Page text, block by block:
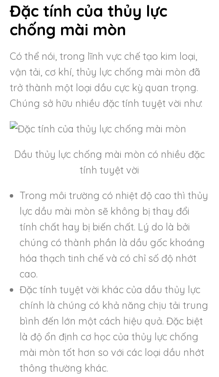
Đặc tính của thủy lực
chống mài mòn
Có thể nói, trong lĩnh vực chế tạo kim loại,
vận tải, cơ khí, thủy lực chống mài mòn đã
trở thành một loại dầu cực kỳ quan trọng.
Chúng sở hữu nhiều đặc tính tuyệt vời như:
Dầu thủy lực chống mài mòn có nhiều đặc
tính tuyệt vời
Trong môi trường có nhiệt độ cao thì thủy
lực dầu mài mòn sẽ không bị thay đổi
tính chất hay bị biến chất. Lý do là bởi
chúng có thành phần là dầu gốc khoáng
hóa thạch tinh chế và có chỉ số độ nhớt
cao.
Đặc tính tuyệt vời khác của dầu thủy lực
chính là chúng có khả năng chịu tải trung
bình đến lớn một cách hiệu quả. Đặc biệt
là độ ổn định cơ học của thủy lực chống
mài mòn tốt hơn so với các loại dầu nhớt
thông thường khác.